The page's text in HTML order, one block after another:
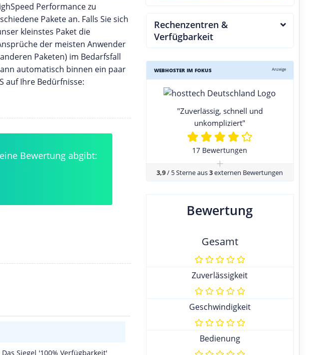
Performance zu
Pakete an. Falls Sie sich
kleinstes Paket die
der meisten Anwender
Paketen) im Bedarfsfall
automatisch binnen ein paar
auf Ihre Bedürfnisse:
Bewertung abgibt:
Siegel '100% Verfügbarkeit'
Rechenzentren &
Verfügbarkeit
WEBHOSTER IM FOKUS Anzeige
"Zuverlässig, schnell und
unkompliziert"
17 Bewertungen
+
3,9/ 5 Sterne aus3externen Bewertungen
Bewertung
Gesamt
Zuverlässigkeit
Geschwindigkeit
Bedienung